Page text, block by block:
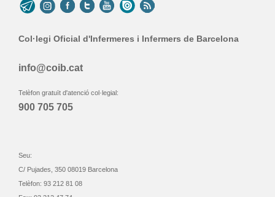
Col·legi Oficial d'Infermeres i Infermers de Barcelona
info@coib.cat
Telèfon gratuït d'atenció col·legial:
900 705 705
Seu:
C/ Pujades, 350 08019 Barcelona
Telèfon: 93 212 81 08